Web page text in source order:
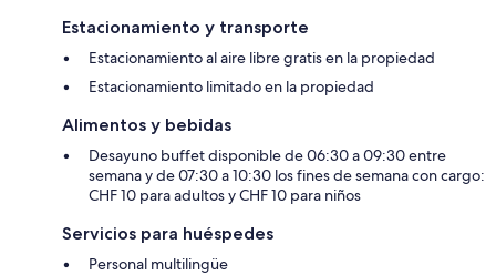
Estacionamiento y transporte
Estacionamiento al aire libre gratis en la propiedad
Estacionamiento limitado en la propiedad
Alimentos y bebidas
Desayuno buffet disponible de 06:30 a 09:30 entre
semana y de 07:30 a 10:30 los fines de semana con cargo:
CHF 10 para adultos y CHF 10 para niños
Servicios para huéspedes
Personal multilingüe